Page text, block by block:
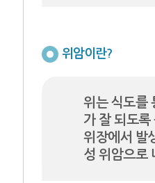
위암이란?
위는 식도를
가 잘 되도록
위장에서 발
성 위암으로